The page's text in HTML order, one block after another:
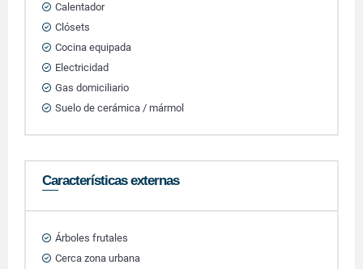
Calentador
Clósets
Cocina equipada
Electricidad
Gas domiciliario
Suelo de cerámica / mármol
Características externas
Árboles frutales
Cerca zona urbana